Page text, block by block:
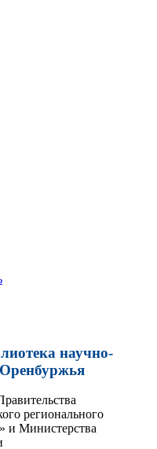
научно-
регионального
и Министерства